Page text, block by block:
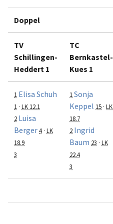
Doppel
TV
Schillingen-
Heddert 1
TC
Bernkastel-
Kues 1
1 Elisa Schuh
1 · LK 12.1
2 Luisa
Berger4 · LK
18.9
3
1 Sonja
Keppel 15 · LK
18.7
2 Ingrid
Baum 23 · LK
22.4
3